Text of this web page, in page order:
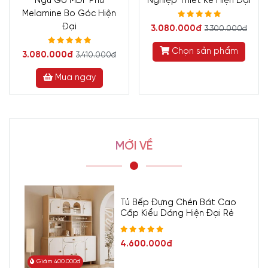
1. Giới thiệu Mẫu Kệ Tivi
Treo Tường Hiện Đại KTV-
3119
Trong không gian sống hiện đại ngày nay, việc trưng bày và sắp
Melamine Bo Góc Hiện
Đại
3.080.000đ 3.410.000đ
Mua ngay
3.080.000đ 3.300.000đ
Chọn sản phẩm
MỚI VỀ
Giảm 400.000đ
Tủ Bếp Đựng Chén Bát Cao
Cấp Kiểu Dáng Hiện Đại Rẻ
4.600.000đ